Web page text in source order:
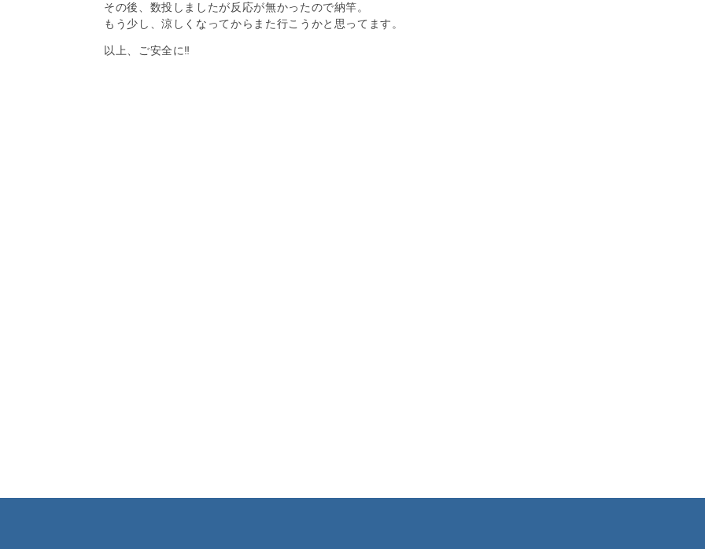
その後、数投しましたが反応が無かったので納竿。
もう少し、涼しくなってからまた行こうかと思ってます。
以上、ご安全に‼